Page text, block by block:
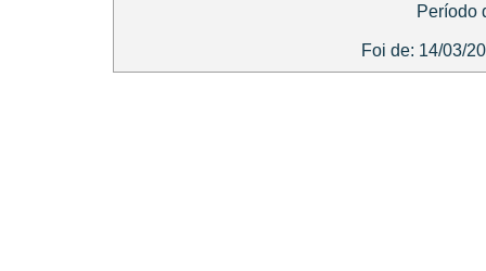
Período
Foi de: 14/03/